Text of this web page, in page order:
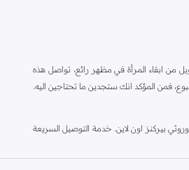
من ابقاء المرأة في مظهر رائع، تواصل هذه
فمن المؤكد انك ستجدين ما تحتاجين اليه.
بيركنز اون لاين. خدمة التوصيل السريعة